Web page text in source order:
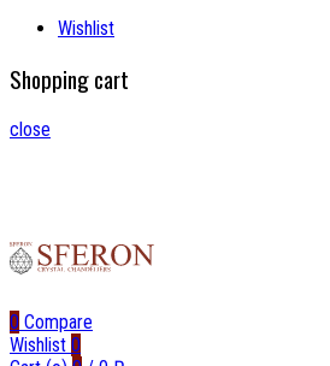
Wishlist
Shopping cart
close
0 Compare
Wishlist 0